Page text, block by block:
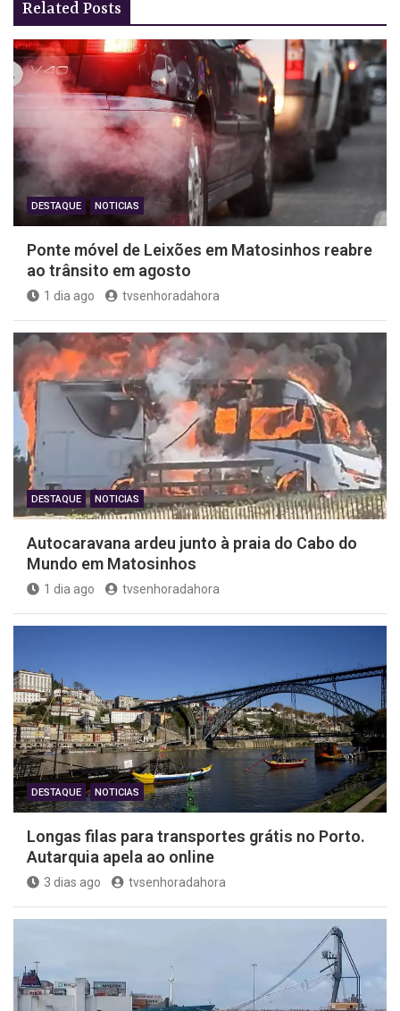
Related Posts
DESTAQUE NOTICIAS
Ponte móvel de Leixões em Matosinhos reabre
ao trânsito em agosto
1 dia ago tvsenhoradahora
DESTAQUE NOTICIAS
Autocaravana ardeu junto à praia do Cabo do
Mundo em Matosinhos
1 dia ago tvsenhoradahora
DESTAQUE NOTICIAS
Longas filas para transportes grátis no Porto.
Autarquia apela ao online
3 dias ago tvsenhoradahora